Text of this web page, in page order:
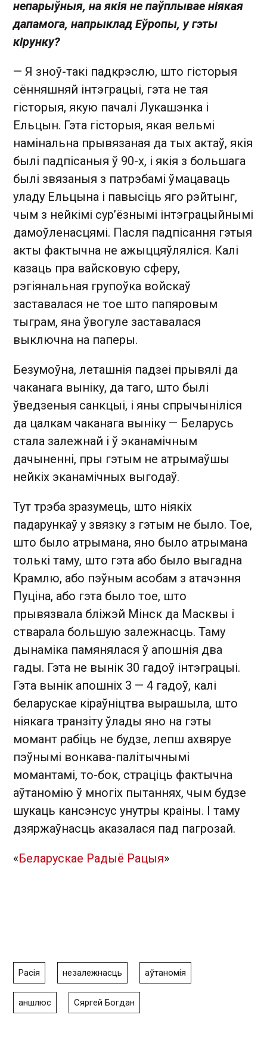
непарыўныя, на якія не паўплывае ніякая
дапамога, напрыклад Еўропы, у гэты
кірунку?
— Я зноў-такі падкрэслю, што гісторыя
сённяшняй інтэграцыі, гэта не тая
гісторыя, якую пачалі Лукашэнка і
Ельцын. Гэта гісторыя, якая вельмі
намінальна прывязаная да тых актаў, якія
былі падпісаныя ў 90-х, і якія з большага
былі звязаныя з патрэбамі ўмацаваць
уладу Ельцына і павысіць яго рэйтынг,
чым з нейкімі сур’ёзнымі інтэграцыйнымі
дамоўленасцямі. Пасля падпісання гэтыя
акты фактычна не ажыццяўляліся. Калі
казаць пра вайсковую сферу,
рэгіянальная групоўка войскаў
заставалася не тое што папяровым
тыграм, яна ўвогуле заставалася
выключна на паперы.
Безумоўна, леташнія падзеі прывялі да
чаканага выніку, да таго, што былі
ўведзеныя санкцыі, і яны спрычыніліся
да цалкам чаканага выніку — Беларусь
стала залежнай і ў эканамічным
дачыненні, пры гэтым не атрымаўшы
нейкіх эканамічных выгодаў.
Тут трэба зразумець, што ніякіх
падарункаў у звязку з гэтым не было. Тое,
што было атрымана, яно было атрымана
толькі таму, што гэта або было выгадна
Крамлю, або пэўным асобам з атачэння
Пуціна, або гэта было тое, што
прывязвала бліжэй Мінск да Масквы і
стварала большую залежнасць. Таму
дынаміка памянялася ў апошнія два
гады. Гэта не вынік 30 гадоў інтэграцыі.
Гэта вынік апошніх 3 — 4 гадоў, калі
беларускае кіраўніцтва вырашыла, што
ніякага транзіту ўлады яно на гэты
момант рабіць не будзе, лепш ахвяруе
пэўнымі вонкава-палітычнымі
момантамі, то-бок, страціць фактычна
аўтаномію ў многіх пытаннях, чым будзе
шукаць кансэнсус унутры краіны. І таму
дзяржаўнасць аказалася пад пагрозай.
«Беларускае Радыё Рацыя»
Расія незалежнасць аўтаномія
аншлюс Сяргей Богдан